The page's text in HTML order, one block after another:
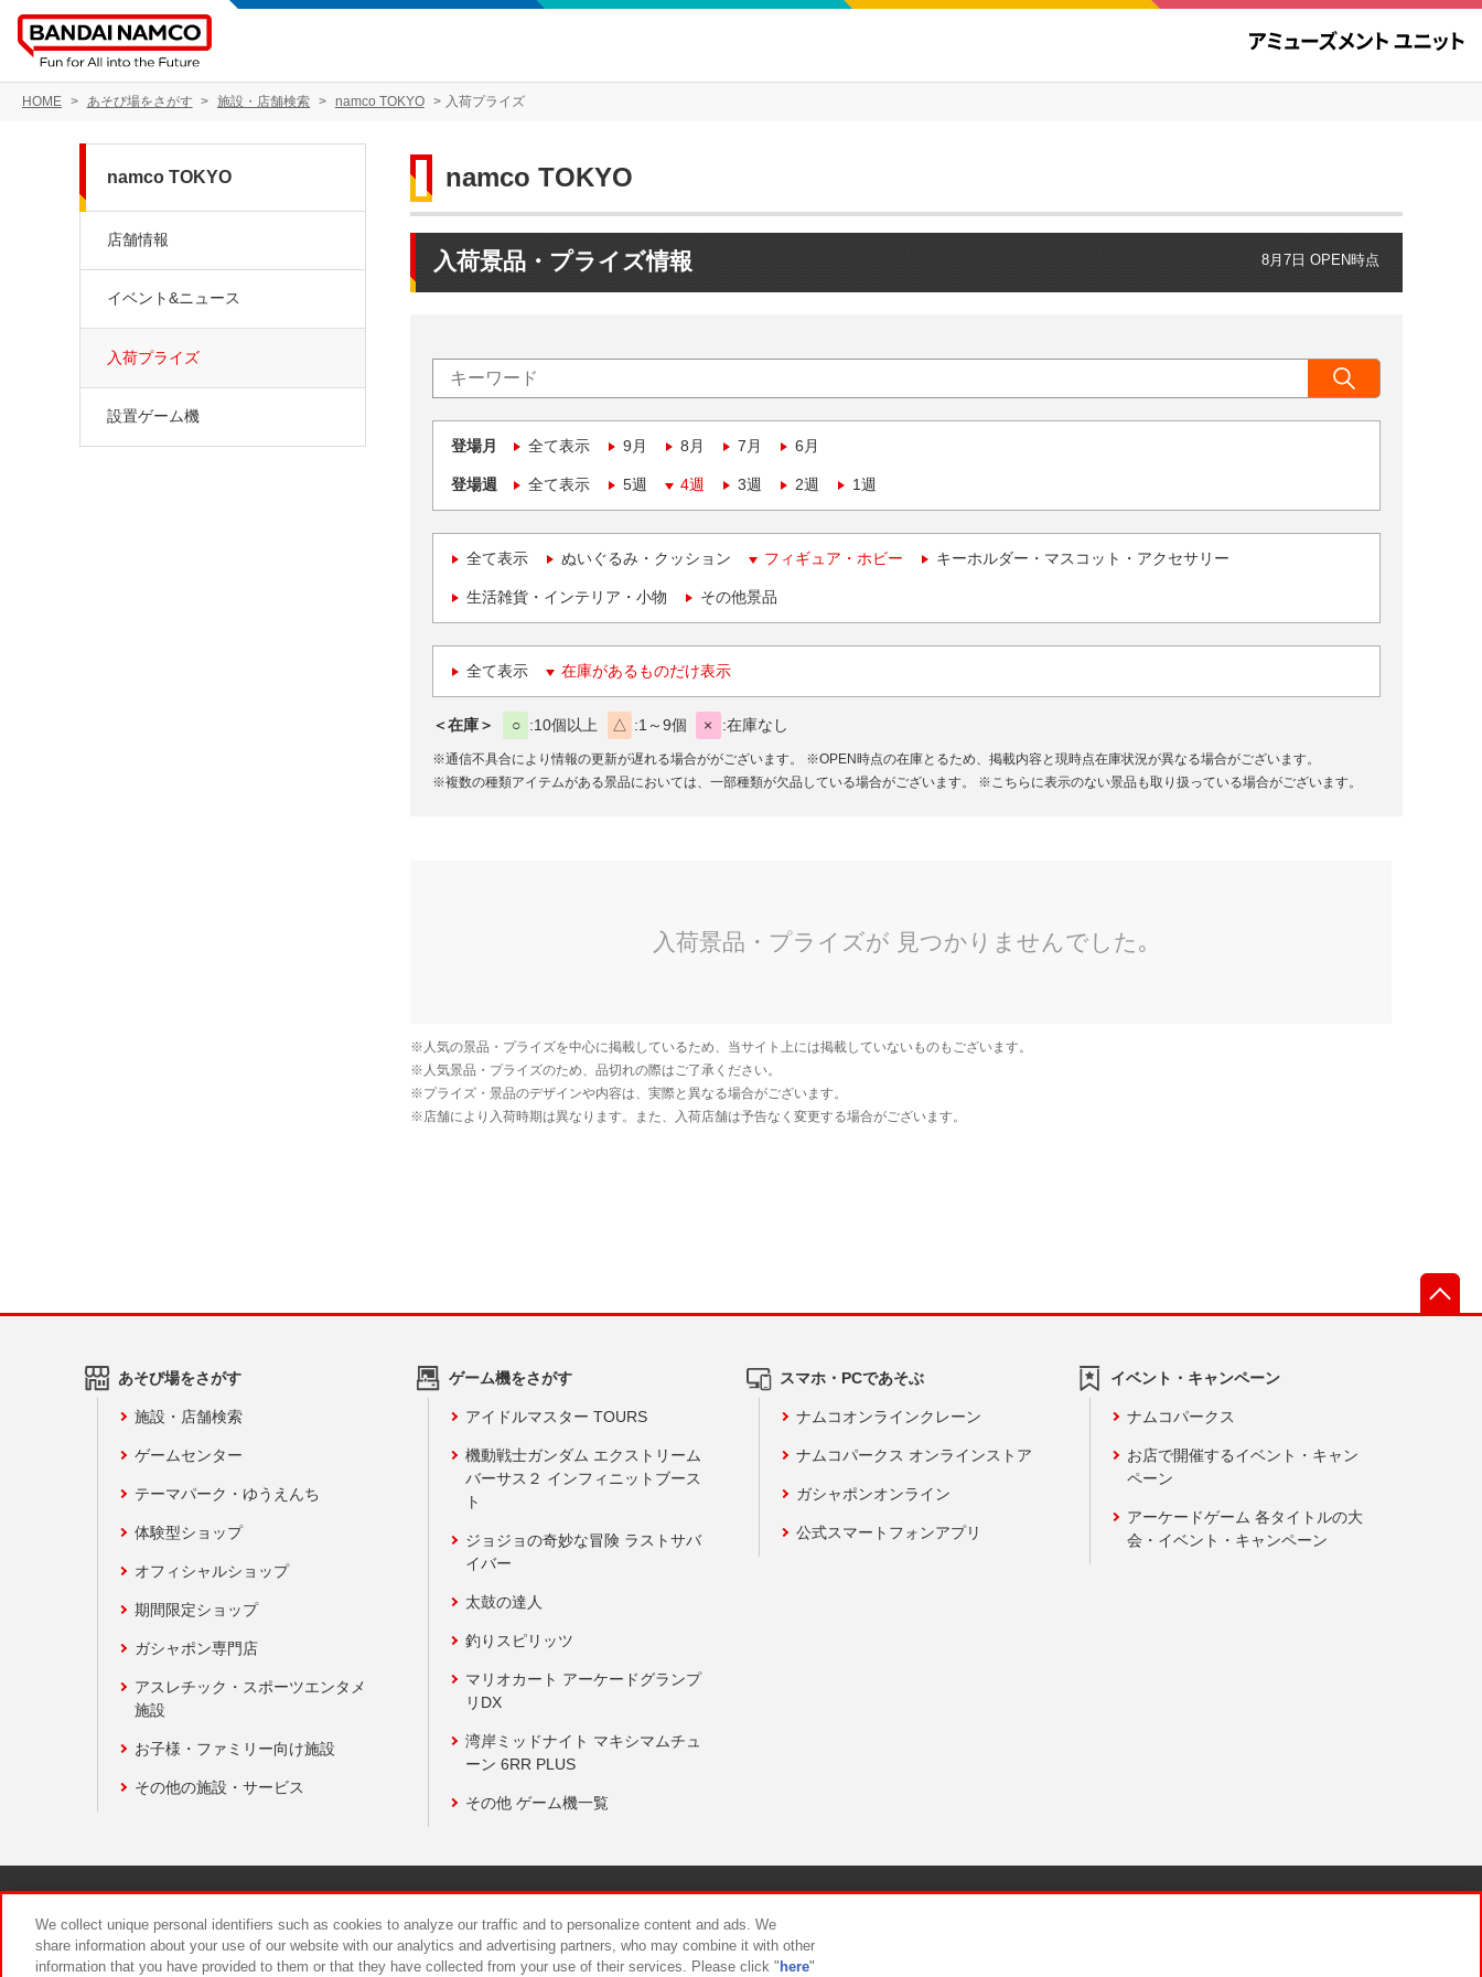
HOME あそび場をさがす 施設・店舗検索 namco TOKYO 入荷プライズ
namco TOKYO
入荷景品・プライズ情報 8月7日 OPEN時点
登場月 全て表示 9月 8月 7月 6月
登場週 全て表示 5週 4週 3週 2週 1週
全て表示 ぬいぐるみ・クッション フィギュア・ホビー キーホルダー・マスコット・アクセサリー
生活雑貨・インテリア・小物 その他景品
全て表示 在庫があるものだけ表示
＜在庫＞ ○ 10個以上 △ 1～9個 × 在庫なし
※通信不具合により情報の更新が遅れる場合ががございます。
※OPEN時点の在庫とるため、掲載内容と現時点在庫状況が異なる場合がございます。
※複数の種類アイテムがある景品においては、一部種類が欠品している場合がございます。
※こちらに表示のない景品も取り扱っている場合がございます。
namco TOKYO
店舗情報
イベント&ニュース
入荷プライズ
設置ゲーム機
あそび場をさがす
施設・店舗検索
ゲームセンター
テーマパーク・ゆうえんち
体験型ショップ
オフィシャルショップ
期間限定ショップ
ガシャポン専門店
アスレチック・スポーツエンタメ
施設
お子様・ファミリー向け施設
その他の施設・サービス
ゲーム機をさがす
アイドルマスター TOURS
機動戦士ガンダム エクストリーム
バーサス２ インフィニットブース
ト
ジョジョの奇妙な冒険 ラストサバ
イバー
太鼓の達人
釣りスピリッツ
マリオカート アーケードグランプ
リDX
湾岸ミッドナイト マキシマムチュ
ーン 6RR PLUS
その他 ゲーム機一覧
スマホ・PCであそぶ
ナムコオンラインクレーン
ナムコパークス オンラインストア
ガシャポンオンライン
公式スマートフォンアプリ
イベント・キャンペーン
ナムコパークス
お店で開催するイベント・キャン
ペーン
アーケードゲーム 各タイトルの大
会・イベント・キャンペーン
食品のご提供について カスタマーハラスメント対応方針
We collect unique personal identifiers such as cookies to analyze our traffic and to personalize content and ads. We
share information about your use of our website with our analytics and advertising partners, who may combine it with other
information that you have provided to them or that they have collected from your use of their services. Please click " here"